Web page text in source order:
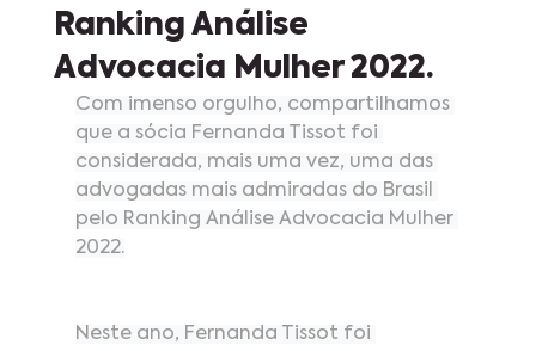
Ranking Análise
Advocacia Mulher 2022.
Com imenso orgulho, compartilhamos
que a sócia Fernanda Tissot foi
considerada, mais uma vez, uma das
advogadas mais admiradas do Brasil
pelo Ranking Análise Advocacia Mulher
2022.
Neste ano, Fernanda Tissot foi